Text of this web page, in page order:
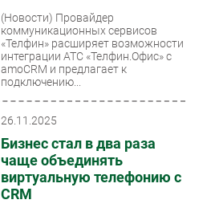
(Новости) Провайдер
коммуникационных сервисов
«Телфин» расширяет возможности
интеграции АТС «Телфин.Офис» с
amoCRM и предлагает к
подключению...
26.11.2025
Бизнес стал в два раза
чаще объединять
виртуальную телефонию с
CRM